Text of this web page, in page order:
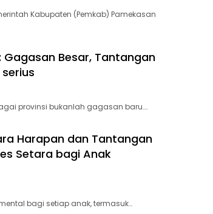
Kabupaten (Pemkab) Pamekasan
Gagasan Besar, Tantangan
provinsi bukanlah gagasan baru….
Harapan dan Tantangan
Setara bagi Anak
bagi setiap anak, termasuk…